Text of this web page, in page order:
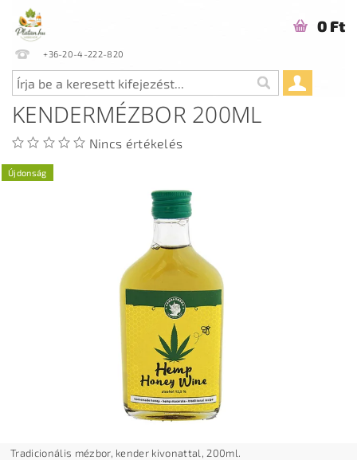
+36-20-4-222-820
0 Ft
KENDERMÉZBOR 200ML
Nincs értékelés
Újdonság
Tradicionális mézbor, kender kivonattal, 200ml.